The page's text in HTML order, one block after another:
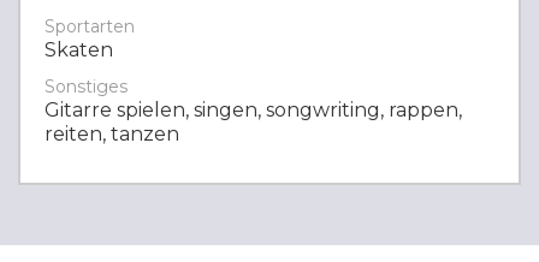
Sportarten
Skaten
Sonstiges
Gitarre spielen, singen, songwriting, rappen,
reiten, tanzen